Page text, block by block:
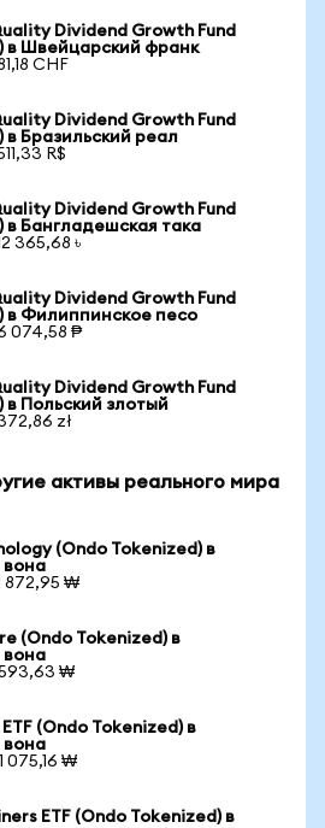
Dividend Growth Fund
в Швейцарский франк
CHF
Dividend Growth Fund
в Бразильский реал
R$
Dividend Growth Fund
в Бангладешская така
365,68 ৳
Dividend Growth Fund
в Филиппинское песо
074,58 ₱
Dividend Growth Fund
в Польский злотый
zł
активы реального мира
(Ondo Tokenized) в
вона
872,95 ₩
(Ondo Tokenized) в
вона
593,63 ₩
(Ondo Tokenized) в
вона
075,16 ₩
ETF (Ondo Tokenized) в